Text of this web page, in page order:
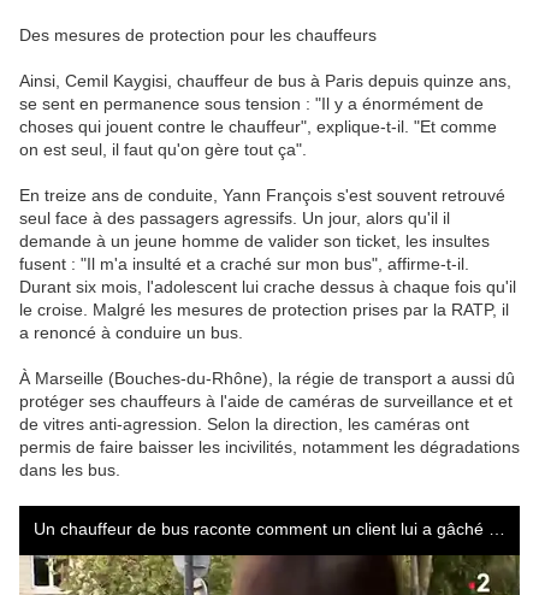
Des mesures de protection pour les chauffeurs
Ainsi, Cemil Kaygisi, chauffeur de bus à Paris depuis quinze ans,
se sent en permanence sous tension : "Il y a énormément de
choses qui jouent contre le chauffeur", explique-t-il. "Et comme
on est seul, il faut qu'on gère tout ça".
En treize ans de conduite, Yann François s'est souvent retrouvé
seul face à des passagers agressifs. Un jour, alors qu'il il
demande à un jeune homme de valider son ticket, les insultes
fusent : "Il m'a insulté et a craché sur mon bus", affirme-t-il.
Durant six mois, l'adolescent lui crache dessus à chaque fois qu'il
le croise. Malgré les mesures de protection prises par la RATP, il
a renoncé à conduire un bus.
À Marseille (Bouches-du-Rhône), la régie de transport a aussi dû
protéger ses chauffeurs à l'aide de caméras de surveillance et et
de vitres anti-agression. Selon la direction, les caméras ont
permis de faire baisser les incivilités, notamment les dégradations
dans les bus.